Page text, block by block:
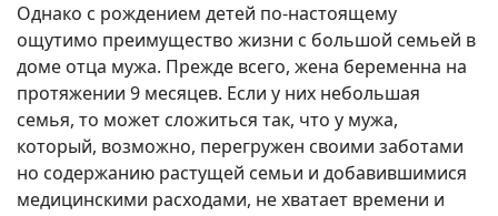
Однако с рождением детей по-настоящему
ощутимо преимущество жизни с большой семьей в
доме отца мужа. Прежде всего, жена беременна на
протяжении 9 месяцев. Если у них небольшая
семья, то может сложиться так, что у мужа,
который, возможно, перегружен своими заботами
но содержанию растущей семьи и добавившимися
медицинскими расходами, не хватает времени и